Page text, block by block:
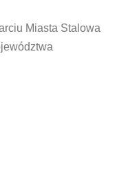
Miasta Stalowa